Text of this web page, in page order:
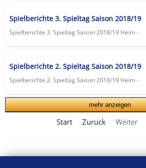
Spielberichte 3. Spieltag Saison 2018/19
Spielberichte 3. Spieltag Saison 2018/19 Heim -
Spielberichte 2. Spieltag Saison 2018/19
Spielberichte 2. Spieltag Saison 2018/19 Heim -
mehr anzeigen
Start Zurück Weiter